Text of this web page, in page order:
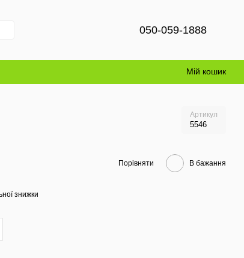
050-059-1888
Мій кошик
Артикул
5546
Порівняти В бажання
знижки